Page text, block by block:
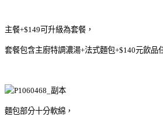
主餐+$149可升級為套餐，
套餐包含主廚特調濃湯+法式麵包+$140元飲品
麵包部分十分軟綿，